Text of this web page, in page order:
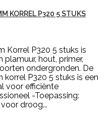
KORREL P320 5 STUKS
Korrel P320 5 stuks is
hout, primer,
ondergronden. De
korrel P320 5 stuks is een
voor efficiënte
-Toepassing:
droog...